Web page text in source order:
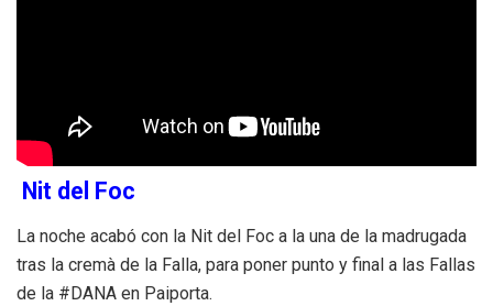
Nit del Foc
La noche acabó con la Nit del Foc a la una de la madrugada
tras la cremà de la Falla, para poner punto y final a las Fallas
de la #DANA en Paiporta.